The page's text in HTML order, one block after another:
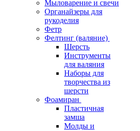
Мыловарение и свечи
Органайзеры для
рукоделия
Фетр
Фелтинг (валяние)
Шерсть
Инструменты
для валяния
Наборы для
творчества из
шерсти
Фоамиран
Пластичная
замша
Молды и